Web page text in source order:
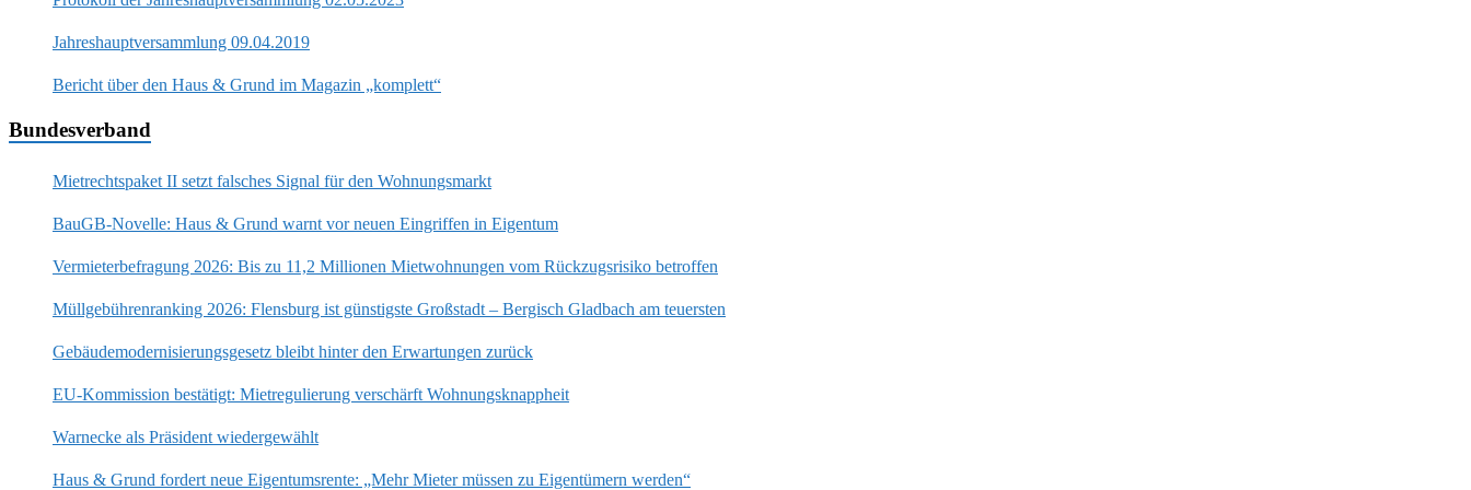
Jahreshauptversammlung 09.04.2019
Bericht über den Haus & Grund im Magazin „komplett“
Bundesverband
Mietrechtspaket II setzt falsches Signal für den Wohnungsmarkt
BauGB-Novelle: Haus & Grund warnt vor neuen Eingriffen in Eigentum
Vermieterbefragung 2026: Bis zu 11,2 Millionen Mietwohnungen vom Rückzugsrisiko betroffen
Müllgebührenranking 2026: Flensburg ist günstigste Großstadt – Bergisch Gladbach am teuersten
Gebäudemodernisierungsgesetz bleibt hinter den Erwartungen zurück
EU-Kommission bestätigt: Mietregulierung verschärft Wohnungsknappheit
Warnecke als Präsident wiedergewählt
Haus & Grund fordert neue Eigentumsrente: „Mehr Mieter müssen zu Eigentümern werden“